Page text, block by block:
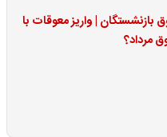
| واریز معوقات با
مرداد؟